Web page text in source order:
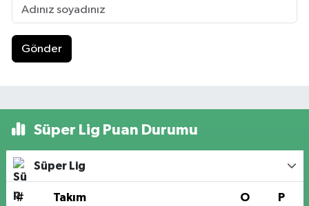
Gönder
Süper Lig Puan Durumu
Süper Lig
# Takım O P